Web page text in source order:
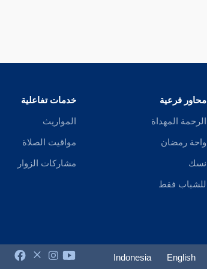
محاور فرعية
الرحمة المهداة
واحة رمضان
نسك
للشباب فقط
خدمات تفاعلية
المواريث
مواقيت الصلاة
مشاركات الزوار
English
Indonesia